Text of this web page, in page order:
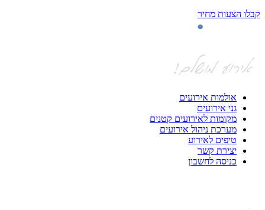
קבלו הצעות מחיר
אולמות אירועים
גני אירועים
מקומות לאירועים קטנים
מערכת ניהול אירועים
טיפים לאירוע
יצירת קשר
כניסה לחשבון